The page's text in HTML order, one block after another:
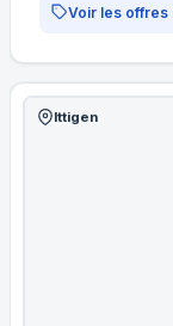
Ittigen